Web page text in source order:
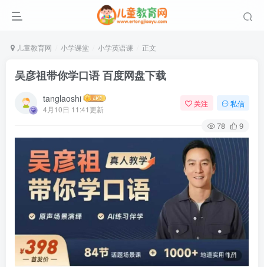
儿童教育网 小学课堂 小学英语课 正文
吴彦祖带你学口语 百度网盘下载
tanglaoshi
4月10日 11:41更新
关注 私信
78 9